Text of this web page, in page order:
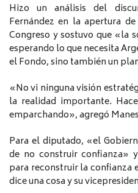
Hizo un análisis del
Fernández en la apertura
Congreso y sostuvo que «la
esperando lo que necesita
el Fondo, sino también un
«No vi ninguna visión
la realidad importante.
emparchando», agregó
Para el diputado, «el
de no construir confianza»
para reconstruir la confianza
dice una cosa y su